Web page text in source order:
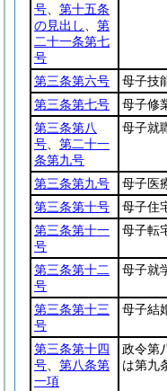
号
第十五条
の見出し
第
二十一条第七
号
第三条第六号 母子技
第三条第七号
母子修
第三条第八
号
第二十一
条第九号
母子就
第三条第九号 母子医
第三条第十号
母子住
第三条第十一
号
母子転
第三条第十二
号
母子就
第三条第十三
号
母子結
第三条第十四
号
第八条第
一項
政令第
は第九